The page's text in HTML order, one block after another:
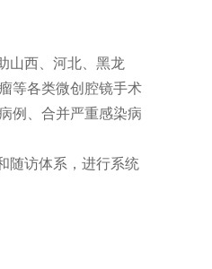
山西、河北、黑龙
等各类微创腔镜手术
例、合并严重感染病
随访体系，进行系统